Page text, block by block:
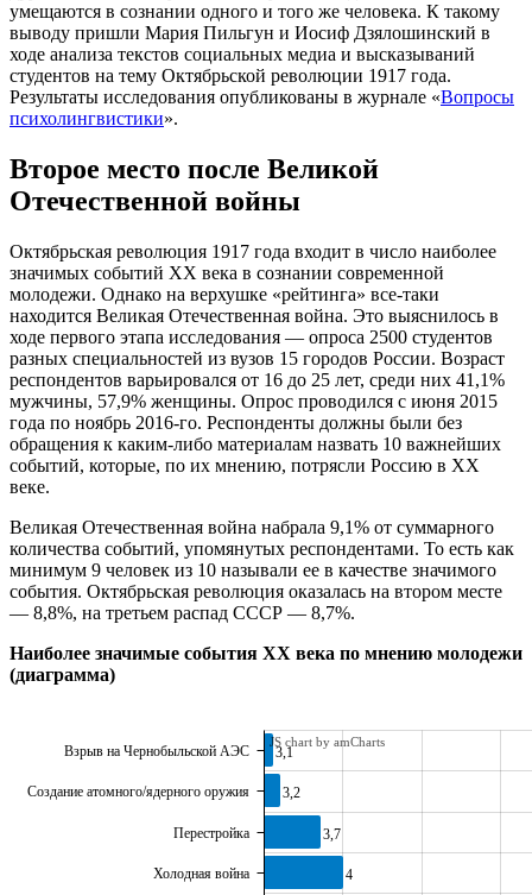
умещаются в сознании одного и того же человека. К такому
выводу пришли Мария Пильгун и Иосиф Дзялошинский в
ходе анализа текстов социальных медиа и высказываний
студентов на тему Октябрьской революции 1917 года.
Результаты исследования опубликованы в журнале «Вопросы
психолингвистики».
Второе место после Великой
Отечественной войны
Октябрьская революция 1917 года входит в число наиболее
значимых событий XX века в сознании современной
молодежи. Однако на верхушке «рейтинга» все-таки
находится Великая Отечественная война. Это выяснилось в
ходе первого этапа исследования — опроса 2500 студентов
разных специальностей из вузов 15 городов России. Возраст
респондентов варьировался от 16 до 25 лет, среди них 41,1%
мужчины, 57,9% женщины. Опрос проводился с июня 2015
года по ноябрь 2016-го. Респонденты должны были без
обращения к каким-либо материалам назвать 10 важнейших
событий, которые, по их мнению, потрясли Россию в XX
веке.
Великая Отечественная война набрала 9,1% от суммарного
количества событий, упомянутых респондентами. То есть как
минимум 9 человек из 10 называли ее в качестве значимого
события. Октябрьская революция оказалась на втором месте
— 8,8%, на третьем распад СССР — 8,7%.
Наиболее значимые события ХХ века по мнению молодежи
(диаграмма)
3,1
3,2
3,7
4
Взрыв на Чернобыльской АЭС
Создание атомного/ядерного оружия
Перестройка
Холодная война
JS chart by amCharts